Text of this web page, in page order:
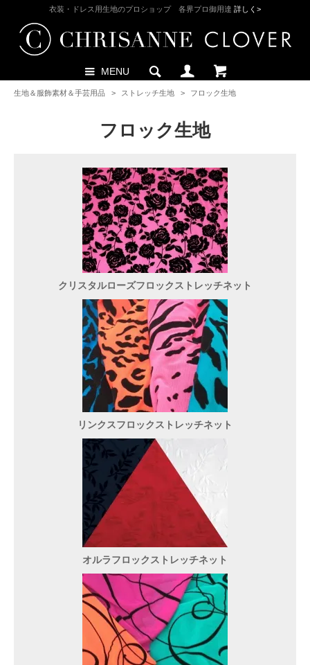
衣装・ドレス用生地のプロショップ 各界プロ御用達 詳しく>
MENU
生地＆服飾素材＆手芸用品 > ストレッチ生地 > フロック生地
フロック生地
クリスタルローズフロックストレッチネット
リンクスフロックストレッチネット
オルラフロックストレッチネット